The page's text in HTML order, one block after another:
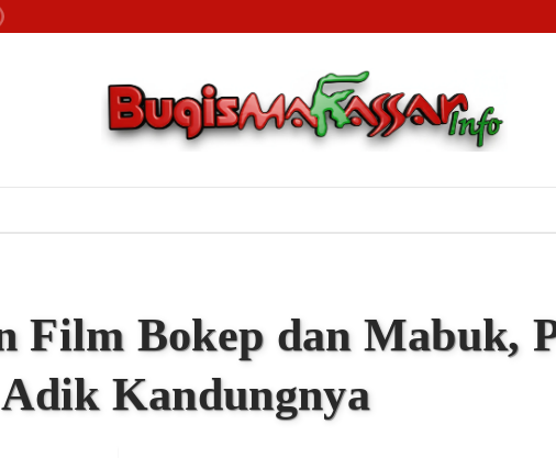
Lembaga Adat Passereanta Firman Sombali Minta Wali Kota Makassar Verifikasi Pihak
Film Bokep dan Mabuk,
Kandungnya